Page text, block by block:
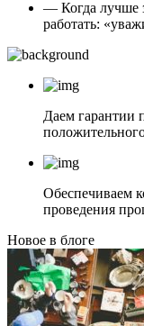
— Когда лучше
работать:
Даем гарантии
положительного
Обеспечиваем
проведения
Новое в блоге